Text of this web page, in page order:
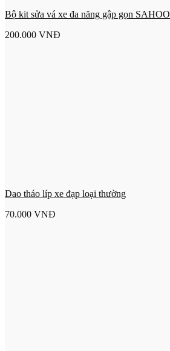
Bộ kit sửa vá xe đa năng gập gọn SAHOO
200.000 VNĐ
Dao tháo líp xe đạp loại thường
70.000 VNĐ